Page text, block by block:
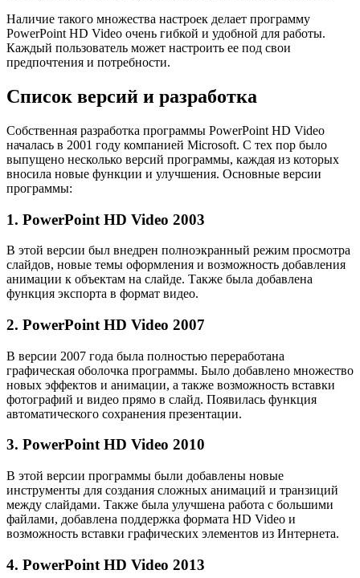
Наличие такого множества настроек делает программу
PowerPoint HD Video очень гибкой и удобной для работы.
Каждый пользователь может настроить ее под свои
предпочтения и потребности.
Список версий и разработка
Собственная разработка программы PowerPoint HD Video
началась в 2001 году компанией Microsoft. С тех пор было
выпущено несколько версий программы, каждая из которых
вносила новые функции и улучшения. Основные версии
программы:
1. PowerPoint HD Video 2003
В этой версии был внедрен полноэкранный режим просмотра
слайдов, новые темы оформления и возможность добавления
анимации к объектам на слайде. Также была добавлена
функция экспорта в формат видео.
2. PowerPoint HD Video 2007
В версии 2007 года была полностью переработана
графическая оболочка программы. Было добавлено множество
новых эффектов и анимации, а также возможность вставки
фотографий и видео прямо в слайд. Появилась функция
автоматического сохранения презентации.
3. PowerPoint HD Video 2010
В этой версии программы были добавлены новые
инструменты для создания сложных анимаций и транзиций
между слайдами. Также была улучшена работа с большими
файлами, добавлена поддержка формата HD Video и
возможность вставки графических элементов из Интернета.
4. PowerPoint HD Video 2013